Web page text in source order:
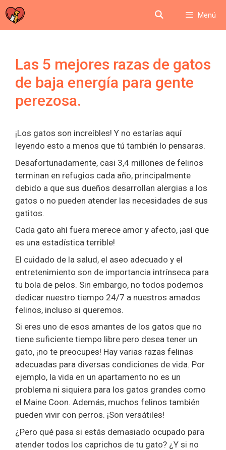
Saltar
al
contenido
Menú
Las 5 mejores razas de gatos
de baja energía para gente
perezosa.
¡Los gatos son increíbles! Y no estarías aquí
leyendo esto a menos que tú también lo pensaras.
Desafortunadamente, casi 3,4 millones de felinos
terminan en refugios cada año, principalmente
debido a que sus dueños desarrollan alergias a los
gatos o no pueden atender las necesidades de sus
gatitos.
Cada gato ahí fuera merece amor y afecto, ¡así que
es una estadística terrible!
El cuidado de la salud, el aseo adecuado y el
entretenimiento son de importancia intrínseca para
tu bola de pelos. Sin embargo, no todos podemos
dedicar nuestro tiempo 24/7 a nuestros amados
felinos, incluso si queremos.
Si eres uno de esos amantes de los gatos que no
tiene suficiente tiempo libre pero desea tener un
gato, ¡no te preocupes! Hay varias razas felinas
adecuadas para diversas condiciones de vida. Por
ejemplo, la vida en un apartamento no es un
problema ni siquiera para los gatos grandes como
el Maine Coon. Además, muchos felinos también
pueden vivir con perros. ¡Son versátiles!
¿Pero qué pasa si estás demasiado ocupado para
atender todos los caprichos de tu gato? ¿Y si no